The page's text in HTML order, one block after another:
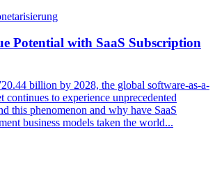
Potential with SaaS Subscription
billion by 2028, the global software-as-a-
continues to experience unprecedented
this phenomenon and why have SaaS
business models taken the world...